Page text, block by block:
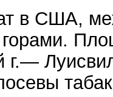
в США,
г.—